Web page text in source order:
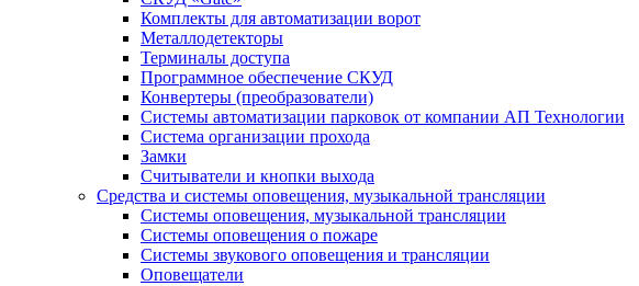
Комплекты для автоматизации ворот
Металлодетекторы
Терминалы доступа
Программное обеспечение СКУД
Конвертеры (преобразователи)
Системы автоматизации парковок от компании АП Технологии
Система организации прохода
Замки
Считыватели и кнопки выхода
Средства и системы оповещения, музыкальной трансляции
Системы оповещения, музыкальной трансляции
Системы оповещения о пожаре
Системы звукового оповещения и трансляции
Оповещатели